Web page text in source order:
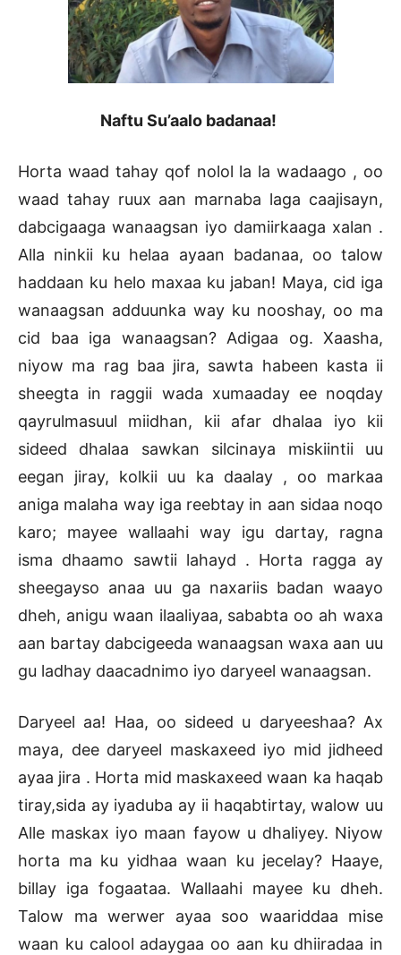
Naftu Su’aalo badanaa!
Horta waad tahay qof nolol la la wadaago , oo
waad tahay ruux aan marnaba laga caajisayn,
dabcigaaga wanaagsan iyo damiirkaaga xalan .
Alla ninkii ku helaa ayaan badanaa, oo talow
haddaan ku helo maxaa ku jaban! Maya, cid iga
wanaagsan adduunka way ku nooshay, oo ma
cid baa iga wanaagsan? Adigaa og. Xaasha,
niyow ma rag baa jira, sawta habeen kasta ii
sheegta in raggii wada xumaaday ee noqday
qayrulmasuul miidhan, kii afar dhalaa iyo kii
sideed dhalaa sawkan silcinaya miskiintii uu
eegan jiray, kolkii uu ka daalay , oo markaa
aniga malaha way iga reebtay in aan sidaa noqo
karo; mayee wallaahi way igu dartay, ragna
isma dhaamo sawtii lahayd . Horta ragga ay
sheegayso anaa uu ga naxariis badan waayo
dheh, anigu waan ilaaliyaa, sababta oo ah waxa
aan bartay dabcigeeda wanaagsan waxa aan uu
gu ladhay daacadnimo iyo daryeel wanaagsan.
Daryeel aa! Haa, oo sideed u daryeeshaa? Ax
maya, dee daryeel maskaxeed iyo mid jidheed
ayaa jira . Horta mid maskaxeed waan ka haqab
tiray,sida ay iyaduba ay ii haqabtirtay, walow uu
Alle maskax iyo maan fayow u dhaliyey. Niyow
horta ma ku yidhaa waan ku jecelay? Haaye,
billay iga fogaataa. Wallaahi mayee ku dheh.
Talow ma werwer ayaa soo waariddaa mise
waan ku calool adaygaa oo aan ku dhiiradaa in